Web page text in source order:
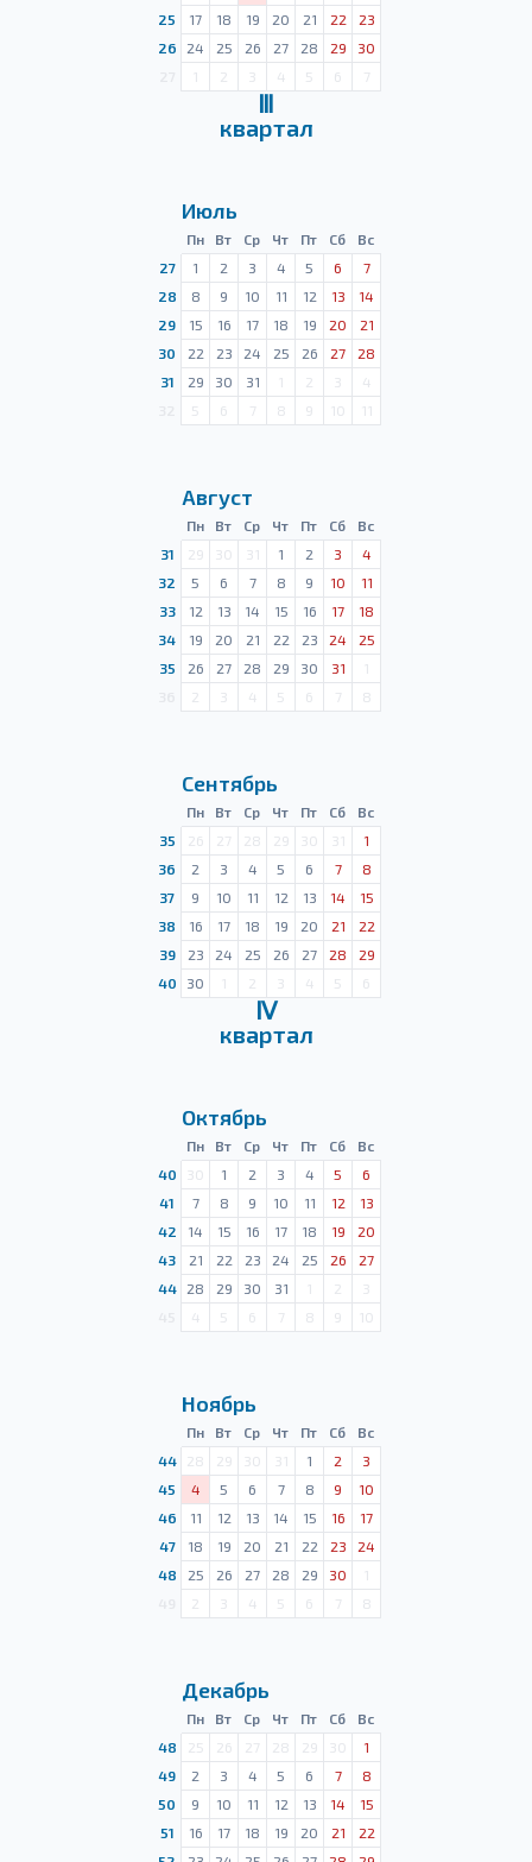
25
17 18 19 20 21 22
23
26
24 25 26 27 28 29
30
1 2 3 4 5 6 7
Ⅲ
квартал
Июль
Пн Вт Ср Чт Пт Сб
Вс
27
1 2 3 4 5 6
7
28
8 9 10 11 12 13
14
29
15 16 17 18 19 20
21
30
22 23 24 25 26 27
28
31
29 30 31 1 2 3
4
5 6 7 8 9 10 11
Август
Пн Вт Ср Чт Пт Сб
Вс
31
29 30 31 1 2 3
4
32
5 6 7 8 9 10
11
33
12 13 14 15 16 17
18
34
19 20 21 22 23 24
25
35
26 27 28 29 30 31
1
2 3 4 5 6 7 8
Сентябрь
Пн Вт Ср Чт Пт Сб
Вс
35
26 27 28 29 30 31
1
36
2 3 4 5 6 7
8
37
9 10 11 12 13 14
15
38
16 17 18 19 20 21
22
39
23 24 25 26 27 28
29
40
30 1 2 3 4 5 6
Ⅳ
квартал
Октябрь
Пн Вт Ср Чт Пт Сб
Вс
40
30 1 2 3 4 5
6
41
7 8 9 10 11 12
13
42
14 15 16 17 18 19
20
43
21 22 23 24 25 26
27
44
28 29 30 31 1 2
3
4 5 6 7 8 9 10
Ноябрь
Пн Вт Ср Чт Пт Сб
Вс
44
28 29 30 31 1 2
3
45
4 5 6 7 8 9
10
46
11 12 13 14 15 16
17
47
18 19 20 21 22 23
24
48
25 26 27 28 29 30
1
2 3 4 5 6 7 8
Декабрь
Пн Вт Ср Чт Пт Сб
Вс
48
25 26 27 28 29 30
1
49
2 3 4 5 6 7
8
50
9 10 11 12 13 14
15
51
16 17 18 19 20 21
22